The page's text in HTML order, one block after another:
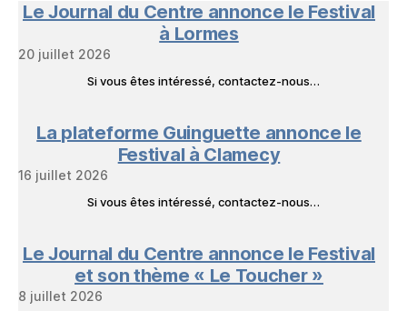
Livres
Le Journal du Centre annonce le Festival
à Lormes
20 juillet 2026
Si vous êtes intéressé, contactez-nous…
La plateforme Guinguette annonce le
Festival à Clamecy
16 juillet 2026
Si vous êtes intéressé, contactez-nous…
Le Journal du Centre annonce le Festival
et son thème « Le Toucher »
8 juillet 2026